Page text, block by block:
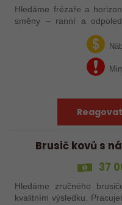
Hledáme frézaře a
směny – ranní a
šikovné nováčky, kteří
zajímavých zakázkách.
Brusič kovů s
37
Hledáme zručného
kvalitním výsledku.